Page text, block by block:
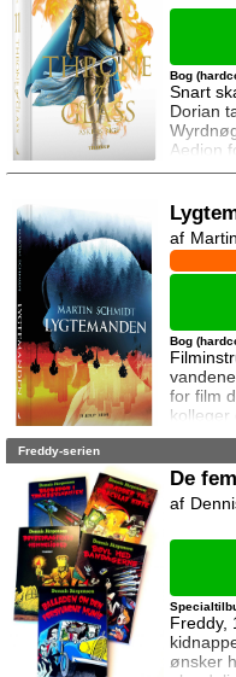
Snart
Dorian
Aedion
mod
Bog
for film
kolleger
hende
miste
Bog
Freddy-serien
Freddy,
ønsker